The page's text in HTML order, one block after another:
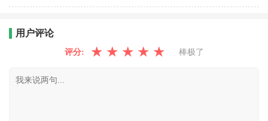
用户评论
评分: ★ ★ ★ ★ ★ 棒极了